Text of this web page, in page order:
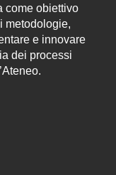
come obiettivo
metodologie,
e innovare
dei processi